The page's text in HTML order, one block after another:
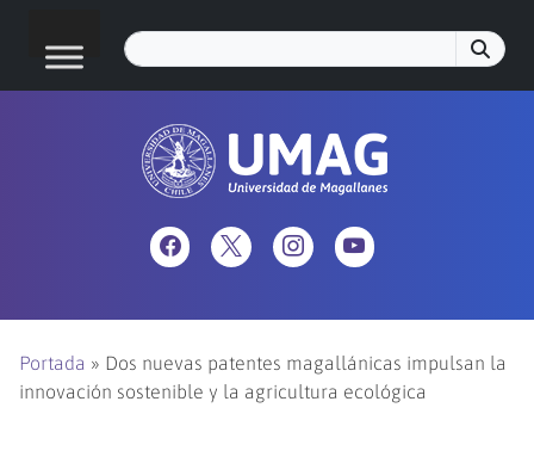
Portada » Dos nuevas patentes magallánicas impulsan la
innovación sostenible y la agricultura ecológica